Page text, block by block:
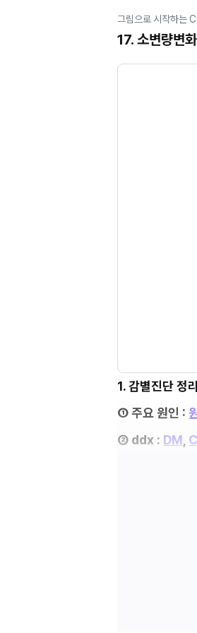
그림으로 시작하는
17. 소변량변
1. 감별진단 정리
① 주요 원인 :
② ddx : DM